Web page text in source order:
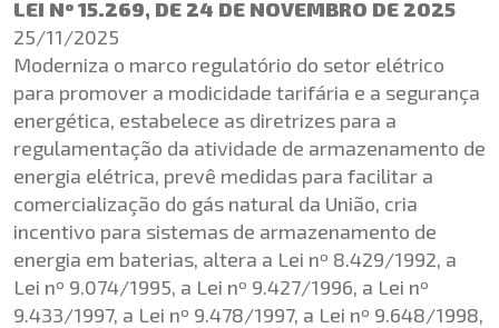
LEI Nº 15.269, DE 24 DE NOVEMBRO DE 2025
25/11/2025
Moderniza o marco regulatório do setor elétrico
para promover a modicidade tarifária e a segurança
energética, estabelece as diretrizes para a
regulamentação da atividade de armazenamento de
energia elétrica, prevê medidas para facilitar a
comercialização do gás natural da União, cria
incentivo para sistemas de armazenamento de
energia em baterias, altera a Lei nº 8.429/1992, a
Lei nº 9.074/1995, a Lei nº 9.427/1996, a Lei nº
9.433/1997, a Lei nº 9.478/1997, a Lei nº 9.648/1998,